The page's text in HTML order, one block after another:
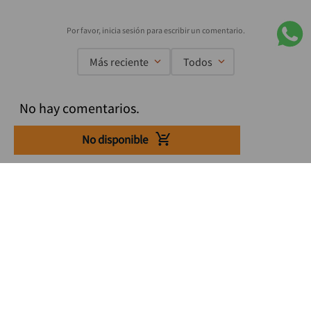
No disponible
Más reciente Todos
No hay comentarios.